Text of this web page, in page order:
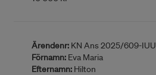
Ärendenr: KN Ans 2025/609-IUU
Förnamn: Eva Maria
Efternamn: Hilton